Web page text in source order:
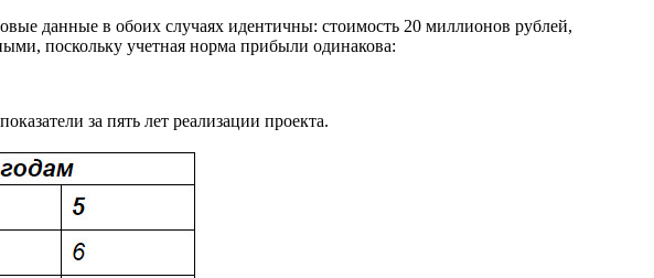
данные в обоих случаях идентичны: стоимость 20 миллионов рублей,
поскольку учетная норма прибыли одинакова:
за пять лет реализации проекта.